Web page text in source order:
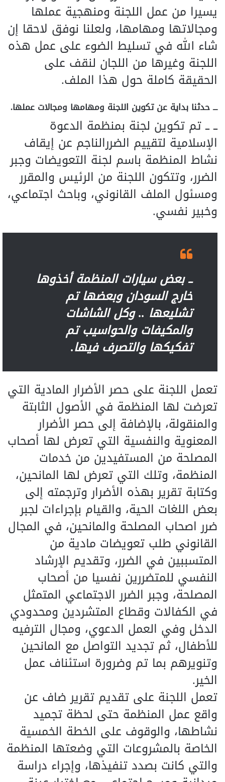
يسيرا من عمل اللجنة ومنهجية عملها
ومجالاتها ومهامها، ولعلنا نوفق لاحقا إن
شاء الله في تسليط الضوء على عمل هذه
اللجنة وغيرها من اللجان لنقف على
الحقيقة كاملة حول هذا الملف.
ـــ حدثنا بداية عن تكوين اللجنة ومهامها ومجالات عملها.
ــ ــ تم تكوين لجنة بمنظمة الدعوة
الإسلامية لتقييم الضررالناجم عن إيقاف
نشاط المنظمة باسم لجنة التعويضات وجبر
الضرر، وتتكون اللجنة من الرئيس والمقرر
ومسئول الملف القانوني، وباحث اجتماعي،
وخبير نفسي.
ــ بعض سيارات المنظمة أخذوها
خارج السودان وبعضها تم
تشليعها .. وكل الشاشات
والمكيفات والحواسيب تم
تفكيكها والتصرف فيها.
تعمل اللجنة على حصر الأضرار المادية التي
تعرضت لها المنظمة في الأصول الثابتة
والمنقولة، بالإضافة إلى حصر الأضرار
المعنوية والنفسية التي تعرض لها أصحاب
المصلحة من المستفيدين من خدمات
المنظمة، وتلك التي تعرض لها المانحين،
وكتابة تقرير بهذه الأضرار وترجمته إلى
بعض اللغات الحية، والقيام بإجراءات لجبر
ضرر اصحاب المصلحة والمانحين، في المجال
القانوني طلب تعويضات مادية من
المتسببين في الضرر، وتقديم الإرشاد
النفسي للمتضررين نفسيا من أصحاب
المصلحة، وجبر الضرر الاجتماعي المتمثل
في الكفالات وقطاع المتشردين ومحدودي
الدخل وفي العمل الدعوي، ومجال الترفيه
للأطفال، ثم تجديد التواصل مع المانحين
وتنويرهم بما تم وضرورة استئناف عمل
الخير.
تعمل اللجنة على تقديم تقرير ضاف عن
واقع عمل المنظمة حتى لحظة تجميد
نشاطها، والوقوف على الخطة الخمسية
الخاصة بالمشروعات التي وضعتها المنظمة
والتي كانت بصدد تنفيذها، وإجراء دراسة